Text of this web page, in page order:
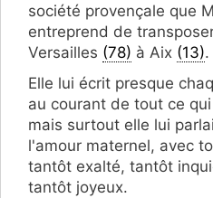
société provençale que
entreprend de
Versailles (78) à Aix (13).
Elle lui écrit presque
au courant de tout ce
mais surtout elle lui
l'amour maternel, avec
tantôt exalté, tantôt
tantôt joyeux.